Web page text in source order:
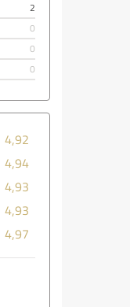
2
0
0
0
4,92
4,94
4,93
4,93
4,97